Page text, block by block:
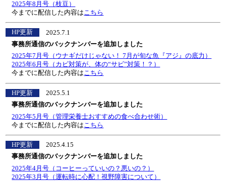
2025年8月号（枝豆）
今までに配信した内容はこちら
HP更新
2025.7.1
事務所通信のバックナンバーを追加しました
2025年7月号（ウナギだけじゃない！ 7月が旬な魚『アジ』の底力）
2025年6月号（カビ対策が、体の“サビ”対策！？）
今までに配信した内容はこちら
HP更新
2025.5.1
事務所通信のバックナンバーを追加しました
2025年5月号（管理栄養士おすすめの食べ合わせ術）
今までに配信した内容は こちら
HP更新
2025.4.15
事務所通信のバックナンバーを追加しました
2025年4月号（コーヒーっていいの？悪いの？）
2025年3月号（運転時に心配！視野障害について）